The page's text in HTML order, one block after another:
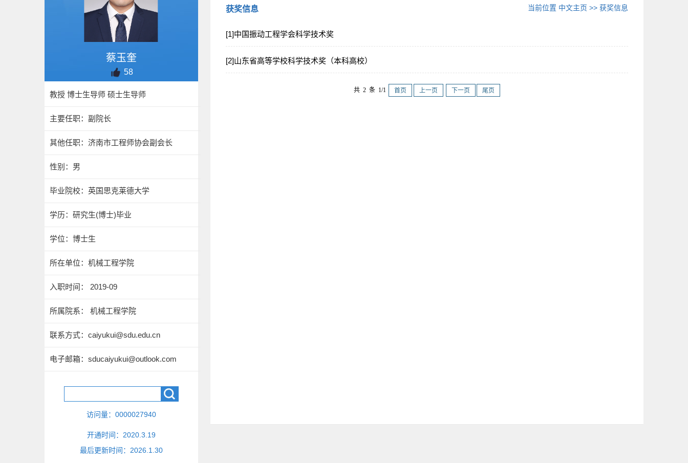
蔡玉奎
58
教授 博士生导师 硕士生导师
主要任职：副院长
其他任职：济南市工程师协会副会长
性别：男
毕业院校：英国思克莱德大学
学历：研究生(博士)毕业
学位：博士生
所在单位：机械工程学院
入职时间： 2019-09
所属院系： 机械工程学院
联系方式： caiyukui@sdu.edu.cn
电子邮箱： sducaiyukui@outlook.com
访问量： 0000027940
开通时间： 2020 3 19
最后更新时间： 2026 1 30
获奖信息 当前位置 中文主页 >>获奖信息
[1]中国振动工程学会科学技术奖
[2]山东省高等学校科学技术奖（本科高校）
共 2 条 1/1 首页 上一页 下一页 尾页